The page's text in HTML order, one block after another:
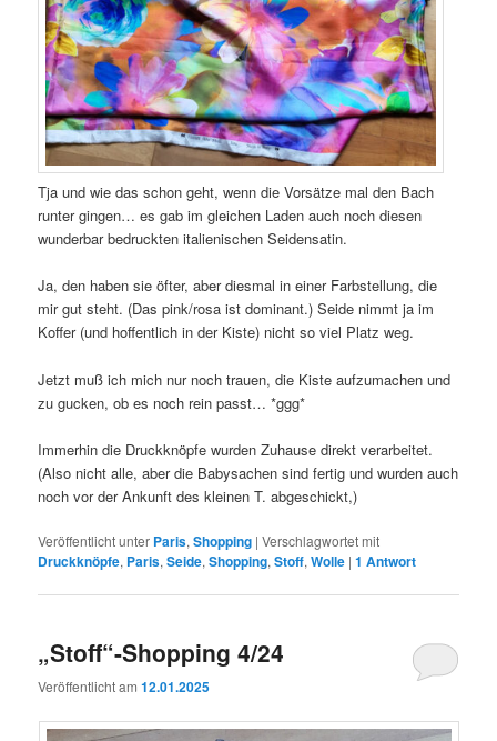
Tja und wie das schon geht, wenn die Vorsätze mal den Bach
runter gingen… es gab im gleichen Laden auch noch diesen
wunderbar bedruckten italienischen Seidensatin.
Ja, den haben sie öfter, aber diesmal in einer Farbstellung, die
mir gut steht. (Das pink/rosa ist dominant.) Seide nimmt ja im
Koffer (und hoffentlich in der Kiste) nicht so viel Platz weg.
Jetzt muß ich mich nur noch trauen, die Kiste aufzumachen und
zu gucken, ob es noch rein passt… *ggg*
Immerhin die Druckknöpfe wurden Zuhause direkt verarbeitet.
(Also nicht alle, aber die Babysachen sind fertig und wurden auch
noch vor der Ankunft des kleinen T. abgeschickt,)
Veröffentlicht unter Paris,Shopping |Verschlagwortet mit
Druckknöpfe, Paris,Seide,Shopping,Stoff,Wolle |1 Antwort
„Stoff“-Shopping 4/24
Veröffentlicht am12.01.2025